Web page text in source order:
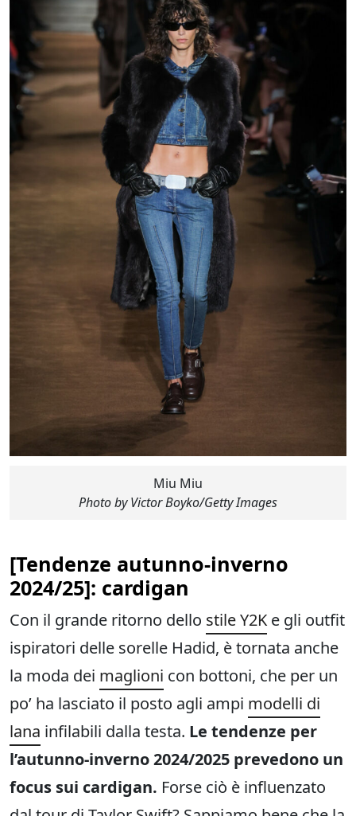
Miu Miu
Photo by Victor Boyko/Getty Images
[Tendenze autunno-inverno
2024/25]: cardigan
Con il grande ritorno dello stile Y2K e gli outfit
ispiratori delle sorelle Hadid, è tornata anche
la moda dei maglioni con bottoni, che per un
po’ ha lasciato il posto agli ampi modelli di
lana infilabili dalla testa. Le tendenze per
l’autunno-inverno 2024/2025 prevedono un
focus sui cardigan. Forse ciò è influenzato